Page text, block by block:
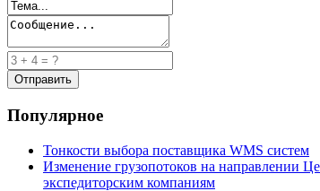
Популярное
Тонкости выбора поставщика WMS систем
Изменение грузопотоков на направлении
экспедиторским компаниям